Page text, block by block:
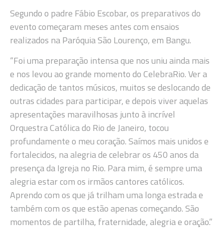
Segundo o padre Fábio Escobar, os preparativos do
evento começaram meses antes com ensaios
realizados na Paróquia São Lourenço, em Bangu.
“Foi uma preparação intensa que nos uniu ainda mais
e nos levou ao grande momento do CelebraRio. Ver a
dedicação de tantos músicos, muitos se deslocando de
outras cidades para participar, e depois viver aquelas
apresentações maravilhosas junto à incrível
Orquestra Católica do Rio de Janeiro, tocou
profundamente o meu coração. Saímos mais unidos e
fortalecidos, na alegria de celebrar os 450 anos da
presença da Igreja no Rio. Para mim, é sempre uma
alegria estar com os irmãos cantores católicos.
Aprendo com os que já trilham uma longa estrada e
também com os que estão apenas começando. São
momentos de partilha, fraternidade, alegria e oração.”